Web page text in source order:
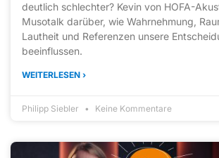
deutlich schlechter? Kevin von HOFA-
Musotalk darüber, wie Wahrnehmung,
Lautheit und Referenzen unsere
beeinflussen.
WEITERLESEN ›
Philipp Siebler Keine Kommentare